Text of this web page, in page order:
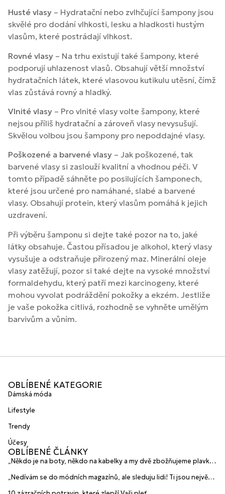
Husté vlasy – Hydratační nebo zvlhčující šampony jsou
skvělé pro dodání vlhkosti, lesku a hladkosti hustým
vlasům, které postrádají vlhkost.
Rovné vlasy – Na trhu existují také šampony, které
podporují uhlazenost vlasů. Obsahují větší množství
hydratačních látek, které vlasovou kutikulu utěsní, čímž
vlas zůstává rovný a hladký.
Vlnité vlasy – Pro vlnité vlasy volte šampony, které
nejsou příliš hydratační a zároveň vlasy nevysušují.
Skvělou volbou jsou šampony pro nepoddajné vlasy.
Poškozené a barvené vlasy – Jak poškozené, tak
barvené vlasy si zaslouží kvalitní a vhodnou péči. V
tomto případě sáhněte po posilujících šamponech,
které jsou určené pro namáhané, slabé a barvené
vlasy. Obsahují protein, který vlasům pomáhá k jejich
uzdravení.
Při výběru šamponu si dejte také pozor na to, jaké
látky obsahuje. Častou přísadou je alkohol, který vlasy
vysušuje a odstraňuje přirozený maz. Minerální oleje
vlasy zatěžují, pozor si také dejte na vysoké množství
formaldehydu, který patří mezi karcinogeny, které
mohou vyvolat podráždění pokožky a ekzém. Jestliže
je vaše pokožka citlivá, rozhodně se vyhněte umělým
barvivům a vůním.
OBLÍBENÉ KATEGORIE
Dámská móda
Lifestyle
Trendy
Účesy
OBLÍBENÉ ČLÁNKY
„Někdo je na boty, někdo na kabelky a my dvě zbožňujeme plavky“
HANAJANA Swimwear
„Nedívám se do módních magazínů, ale sleduju lidi! Ti jsou největší